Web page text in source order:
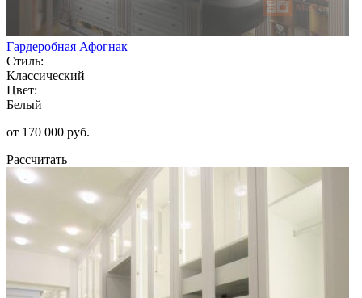
Гардеробная Афогнак
Стиль:
Классический
Цвет:
Белый
от 170 000 руб.
Рассчитать